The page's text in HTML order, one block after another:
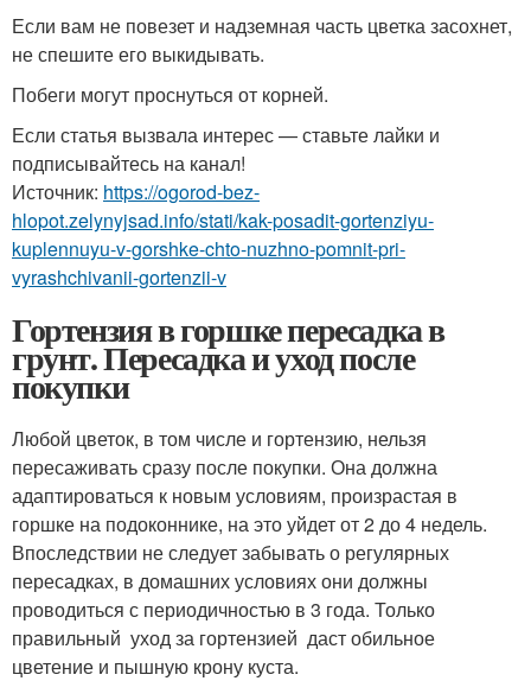
Если вам не повезет и надземная часть цветка засохнет,
не спешите его выкидывать.
Побеги могут проснуться от корней.
Если статья вызвала интерес — ставьте лайки и
подписывайтесь на канал!
Источник: https://ogorod-bez-
hlopot.zelynyjsad.info/stati/kak-posadit-gortenziyu-
kuplennuyu-v-gorshke-chto-nuzhno-pomnit-pri-
vyrashchivanii-gortenzii-v
Гортензия в горшке пересадка в
грунт. Пересадка и уход после
покупки
Любой цветок, в том числе и гортензию, нельзя
пересаживать сразу после покупки. Она должна
адаптироваться к новым условиям, произрастая в
горшке на подоконнике, на это уйдет от 2 до 4 недель.
Впоследствии не следует забывать о регулярных
пересадках, в домашних условиях они должны
проводиться с периодичностью в 3 года. Только
правильный уход за гортензией даст обильное
цветение и пышную крону куста.